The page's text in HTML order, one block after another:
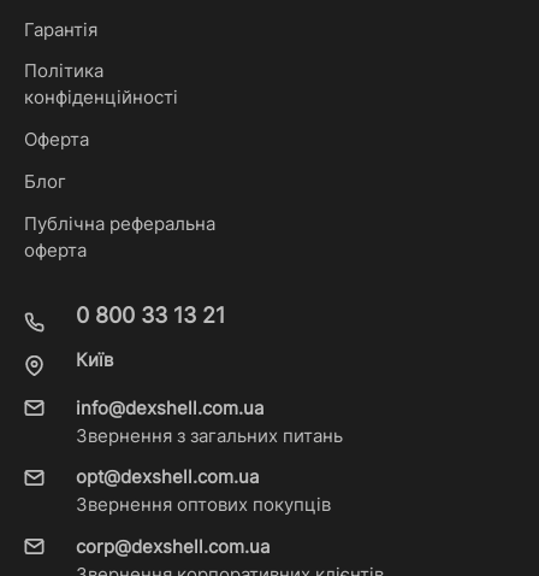
Гарантія
Політика
конфіденційності
Оферта
Блог
Публічна реферальна
оферта
0 800 33 13 21
Київ
info@dexshell.com.ua
Звернення з загальних питань
opt@dexshell.com.ua
Звернення оптових покупців
corp@dexshell.com.ua